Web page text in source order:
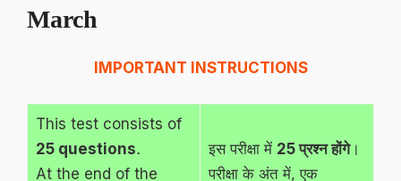
March
IMPORTANT INSTRUCTIONS
This test consists of
25 questions.
At the end of the
इस परीक्षा में 25 प्रश्न होंगे।
परीक्षा के अंत में, एक